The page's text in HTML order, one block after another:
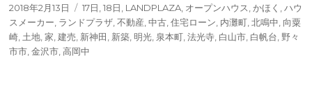
投
稿
日:
2018年2月13日
タ
グ
17日 ,18日 LANDPLAZA オープンハウス ,かほく ,ハウ
スメーカー ランドプラザ ,不動産 ,中古 ,住宅ローン 内灘町 ,北鳴中 向粟
崎 土地 ,家 ,建売 新神田 新築 ,明光 泉本町 ,法光寺 白山市 白帆台 野々
市市 ,金沢市 ,高岡中